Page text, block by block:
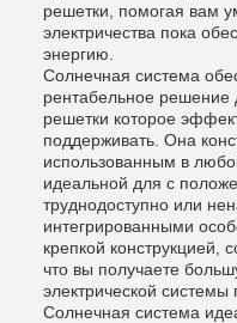
решетки, помогая вам
электричества пока
энергию.
Солнечная система
рентабельное решение
решетки которое
поддерживать. Она
использованным в
идеальной для с
труднодоступно или
интегрированными
крепкой конструкцией,
что вы получаете
электрической
Солнечная система